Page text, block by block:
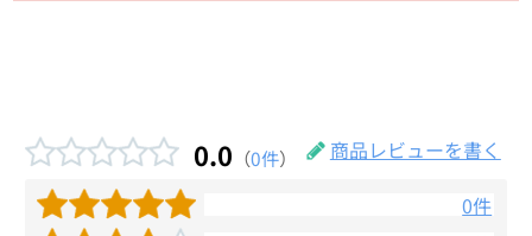
0.0 （0件）
商品レビューを書く
0件